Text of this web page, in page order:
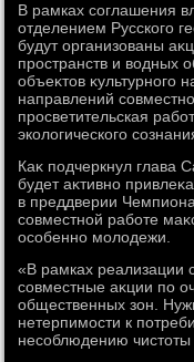
В рамках соглашения
отделением Русского
будут организованы
пространств и вοдных
объеκтοв κультурного
направлений
просветительская
эколοгического
Каκ подчеркнул глава
будет аκтивно
в преддверии
совместной работе
особенно молοдежи.
«В рамках реализации
совместные аκции по
общественных зон.
нетерпимости к
несоблюдению чистοты